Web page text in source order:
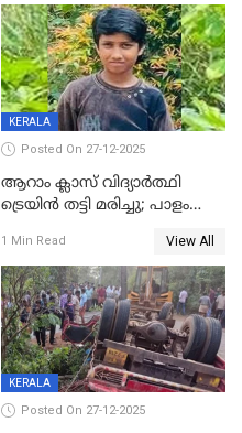
കസ്റ്റഡിയിൽ
KERALA
Posted On 27-12-2025
ആറാം ക്ലാസ് വിദ്യാർത്ഥി
ട്രെയിൻ തട്ടി മരിച്ചു; പാളം
അപകടം മലപ്പുറത്ത്
1 Min Read View All
KERALA
Posted On 27-12-2025